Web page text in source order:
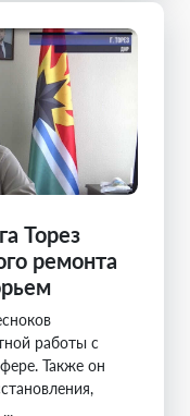
Торез
ремонта
работы с
Также он